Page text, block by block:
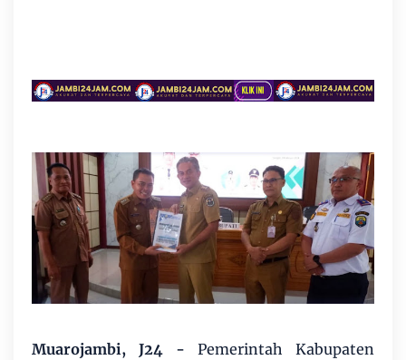
Muarojambi, J24 - Pemerintah Kabupaten